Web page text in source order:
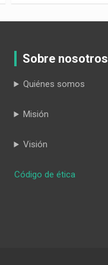
Sobre nosotros
Quiénes somos
Misión
Visión
Código de ética: